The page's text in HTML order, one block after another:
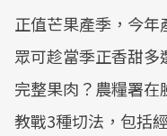
正值芒果產季，今
眾可趁當季正香甜
完整果肉？農糧署在
教戰3種切法，包括